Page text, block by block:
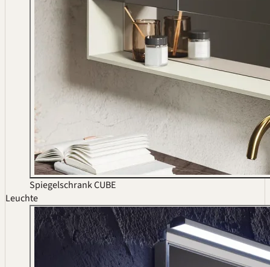
Spiegelschrank CUBE
Leuchte